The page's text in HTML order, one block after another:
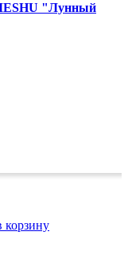
"Лунный
корзину